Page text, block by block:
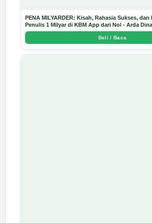
PENA MILYARDER: Kisah, Rahasia Sukses,
Penulis 1 Milyar di KBM App dari Nol - Arda
Beli / Baca